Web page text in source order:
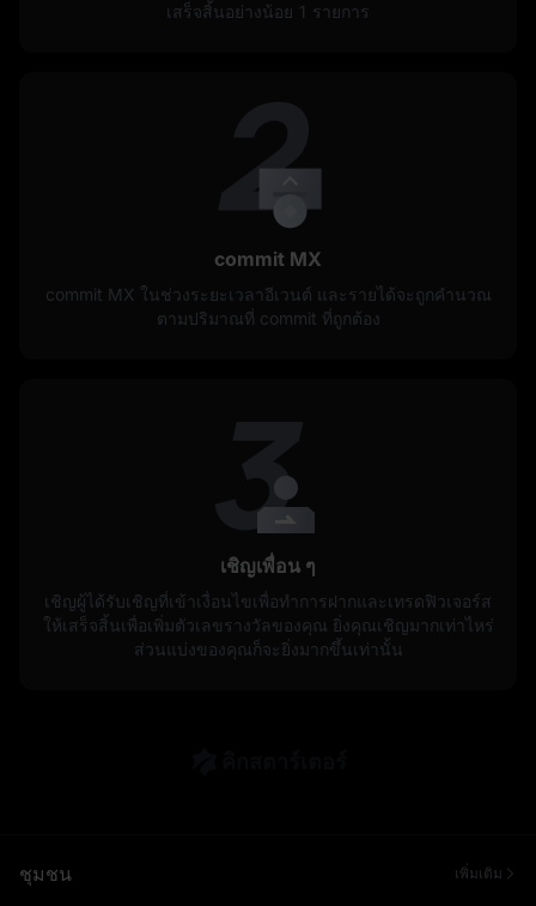
เสร็จสิ้นอย่างน้อย 1 รายการ
commit MX
commit MX ในช่วงระยะเวลาอีเวนต์ และรายได้จะถูกคำนวณ
ตามปริมาณที่ commit ที่ถูกต้อง
เชิญเพื่อน ๆ
เชิญผู้ได้รับเชิญที่เข้าเงื่อนไขเพื่อทำการฝากและเทรดฟิวเจอร์ส
ให้เสร็จสิ้นเพื่อเพิ่มตัวเลขรางวัลของคุณ ยิ่งคุณเชิญมากเท่าไหร่
ส่วนแบ่งของคุณก็จะยิ่งมากขึ้นเท่านั้น
ชุมชน เพิ่มเติม